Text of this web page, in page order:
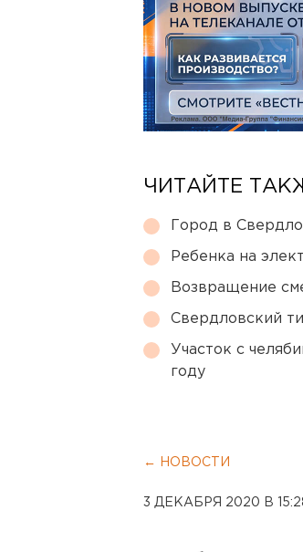
ЧИТАЙТЕ
Город в
Ребенка на
Возвращение
Свердловский
Участок с
году
← НОВОСТИ
3 ДЕКАБРЯ 2020 В